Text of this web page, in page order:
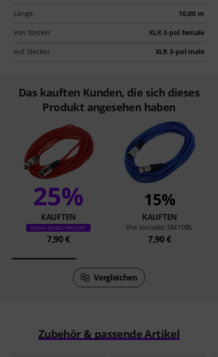
Länge 10,00 m
Von Stecker XLR 3-pol female
Auf Stecker XLR 3-pol male
Das kauften Kunden, die sich dieses
Produkt angesehen haben
25%
KAUFTEN
GENAU DIESES PRODUKT
7,90 €
15%
KAUFTEN
the sssnake SM10BL
7,90 €
Vergleichen
Zubehör & passende Artikel